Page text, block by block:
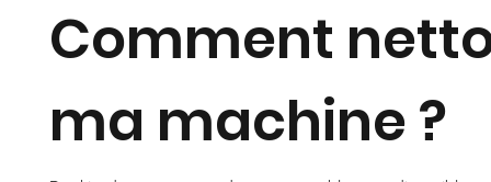
Comment
ma machine ?